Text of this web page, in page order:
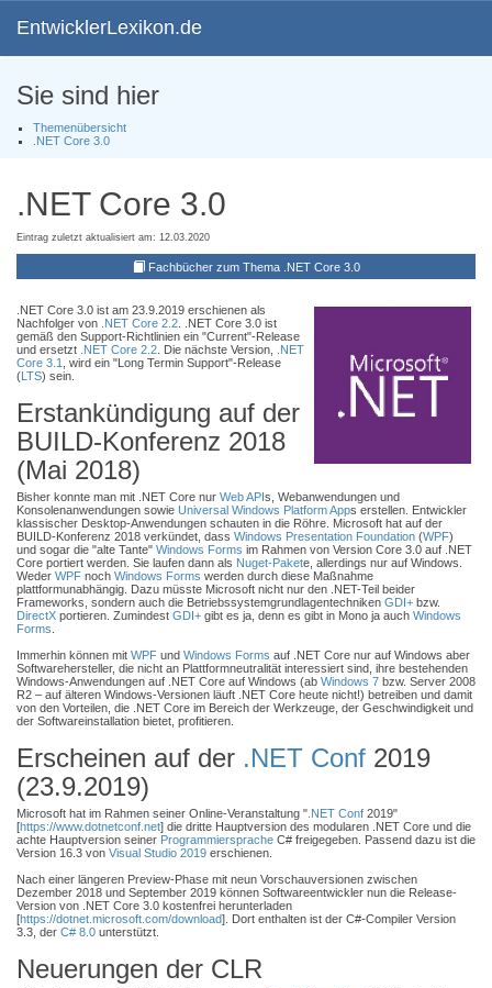
EntwicklerLexikon.de
Sie sind hier
Themenübersicht
.NET Core 3.0
.NET Core 3.0
Eintrag zuletzt aktualisiert am: 12.03.2020
Fachbücher zum Thema .NET Core 3.0
.NET Core 3.0 ist am 23.9.2019 erschienen als
Nachfolger von .NET Core 2.2 . .NET Core 3.0 ist
gemäß den Support-Richtlinien ein "Current"-Release
und ersetzt .NET Core 2.2 . Die nächste Version,
.NET
Core 3.1
, wird ein "Long Termin Support"-Release
(LTS) sein.
Erstankündigung auf der
BUILD-Konferenz 2018
(Mai 2018)
Bisher konnte man mit .NET Core nur Web APIs, Webanwendungen und
Konsolenanwendungen sowie Universal Windows Platform Apps erstellen. Entwickler
klassischer Desktop-Anwendungen schauten in die Röhre. Microsoft hat auf der
BUILD-Konferenz 2018 verkündet, dass Windows Presentation Foundation (WPF)
und sogar die "alte Tante" Windows Forms im Rahmen von Version Core 3.0 auf .NET
Core portiert werden. Sie laufen dann als Nuget-Pakete, allerdings nur auf Windows.
Weder WPF noch Windows Forms werden durch diese Maßnahme
plattformunabhängig. Dazu müsste Microsoft nicht nur den .NET-Teil beider
Frameworks, sondern auch die Betriebssystemgrundlagentechniken GDI+ bzw.
DirectX portieren. Zumindest GDI+ gibt es ja, denn es gibt in Mono ja auch Windows
Forms
Immerhin können mit WPF und Windows Forms auf .NET Core nur auf Windows aber
Softwarehersteller, die nicht an Plattformneutralität interessiert sind, ihre bestehenden
Windows-Anwendungen auf .NET Core auf Windows (ab Windows 7 bzw. Server 2008
R2 – auf älteren Windows-Versionen läuft .NET Core heute nicht!) betreiben und damit
von den Vorteilen, die .NET Core im Bereich der Werkzeuge, der Geschwindigkeit und
der Softwareinstallation bietet, profitieren.
Erscheinen auf der .NET Conf 2019
(23.9.2019)
Microsoft hat im Rahmen seiner Online-Veranstaltung " .NET Conf 2019"
[https://www.dotnetconf.net] die dritte Hauptversion des modularen .NET Core und die
achte Hauptversion seiner Programmiersprache C# freigegeben. Passend dazu ist die
Version 16.3 von Visual Studio 2019 erschienen.
Nach einer längeren Preview-Phase mit neun Vorschauversionen zwischen
Dezember 2018 und September 2019 können Softwareentwickler nun die Release-
Version von .NET Core 3.0 kostenfrei herunterladen
[https://dotnet.microsoft.com/download]. Dort enthalten ist der C#-Compiler Version
3.3, der C# 8.0 unterstützt.
Neuerungen der CLR